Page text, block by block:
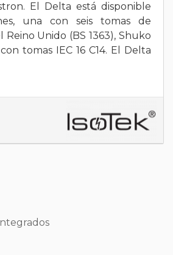
El Delta está disponible
una con seis tomas de
Unido (BS 1363), Shuko
tomas IEC 16 C14. El Delta